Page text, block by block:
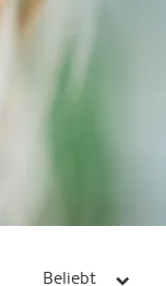
Beliebt arrow_right